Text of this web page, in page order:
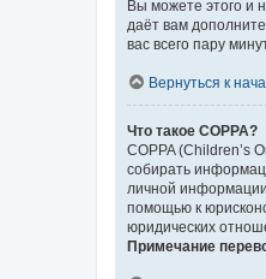
Вы можете этого и
даёт вам
вас всего пару
Вернуться к
Что такое COPPA?
COPPA (Children’s
собирать
личной
помощью к
юридических
Примечание